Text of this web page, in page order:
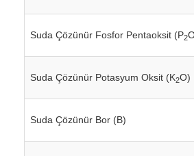
Suda Çözünür Fosfor Pentaoksit (P2
Suda Çözünür Potasyum Oksit (K2O)
Suda Çözünür Bor (B)